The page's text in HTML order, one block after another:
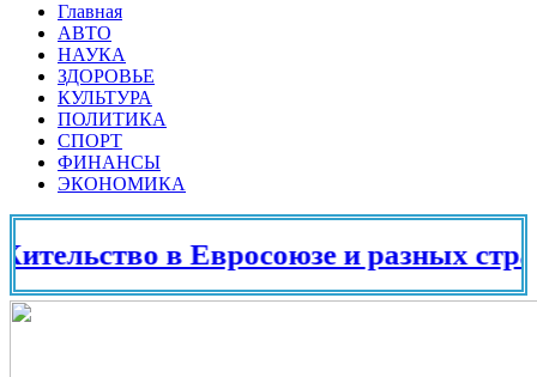
Главная
АВТО
НАУКА
ЗДОРОВЬЕ
КУЛЬТУРА
ПОЛИТИКА
СПОРТ
ФИНАНСЫ
ЭКОНОМИКА
в Евросоюзе и разных странах